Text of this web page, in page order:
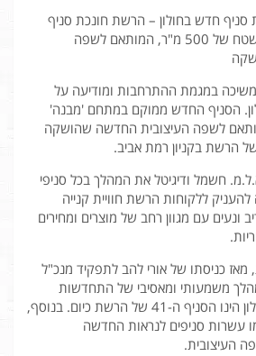
חדש בחולון – הרשת חונכת סניף
חדש במתחם 'מבנה' בשטח של 500 מ"ר, המותאם לשפה
במגמת ההתרחבות ומודיעה על
הסניף החדש ממוקם במתחם 'מבנה'
מ"ר והותאם לשפה העיצובית החדשה שהושקה
הרשת בקניון רמת אביב.
חשמל ודיגיטל את המהלך בכל סניפי
ללקוחות הרשת חוויית קנייה
ונעים עם מגוון רחב של מוצרים ומחירים
כניסתו של אורי להב לתפקיד מנכ"ל
משמעותי ומאסיבי של התחדשות
והתרחבות, והסניף בחולון הינו הסניף ה-41 של הרשת כיום. בנוסף,
עשרות סניפים לנראות החדשה
העיצובית.